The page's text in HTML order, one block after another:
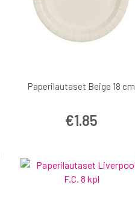
Paperilautaset Beige 18 cm
€1.85